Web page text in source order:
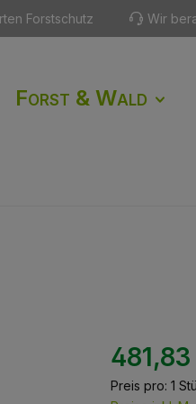
Forstschutz Wir
Forst & Wald
Preis pro: 1